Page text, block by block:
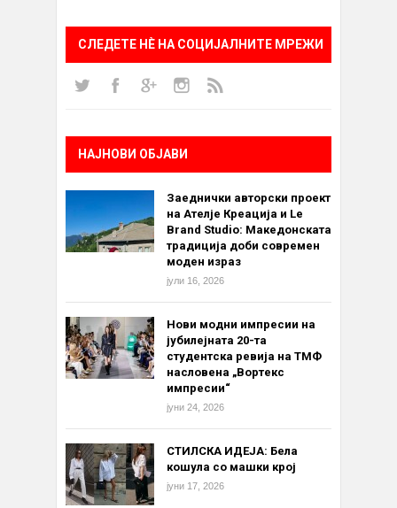
СЛЕДЕТЕ НÈ НА СОЦИЈАЛНИТЕ МРЕЖИ
НАЈНОВИ ОБЈАВИ
Заеднички авторски проект
на Ателје Креација и Le
Brand Studio: Македонската
традиција доби современ
моден израз
јули 16, 2026
Нови модни импресии на
јубилејната 20-та
студентска ревија на ТМФ
насловена „Вортекс
импресии“
јуни 24, 2026
СТИЛСКА ИДЕЈА: Бела
кошула со машки крој
јуни 17, 2026